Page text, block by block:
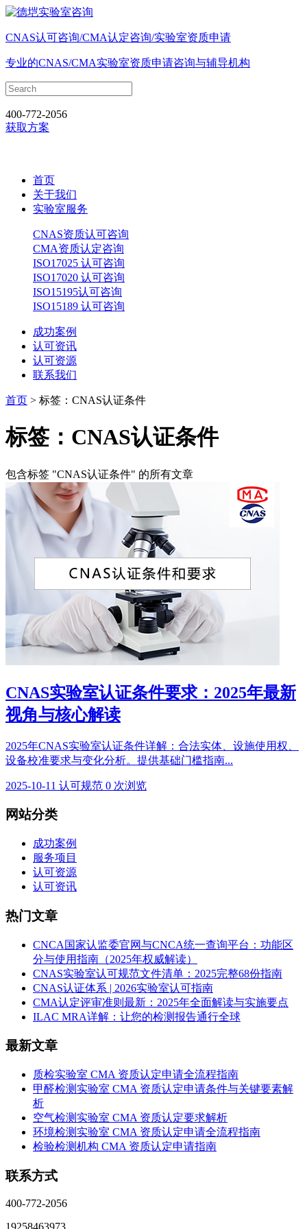
CNAS认可咨询/CMA认定咨询/实验室资质申请
专业的CNAS/CMA实验室资质申请咨询与辅导机构
400-772-2056
获取方案
首页
关于我们
实验室服务
CNAS资质认可咨询
CMA资质认定咨询
ISO17025 认可咨询
ISO17020 认可咨询
ISO15195认可咨询
ISO15189 认可咨询
成功案例
认可资讯
认可资源
联系我们
首页 > 标签：CNAS认证条件
标签：CNAS认证条件
包含标签 "CNAS认证条件" 的所有文章
CNAS实验室认证条件要求：2025年最新
视角与核心解读
2025年CNAS实验室认证条件详解：合法实体、设施使用权、
设备校准要求与变化分析。提供基础门槛指南...
2025-10-11 认可规范 0 次浏览
网站分类
成功案例
服务项目
认可资源
认可资讯
热门文章
CNCA国家认监委官网与CNCA统一查询平台：功能区
分与使用指南（2025年权威解读）
CNAS实验室认可规范文件清单：2025完整68份指南
CNAS认证体系 | 2026实验室认可指南
CMA认定评审准则最新：2025年全面解读与实施要点
ILAC MRA详解：让您的检测报告通行全球
最新文章
质检实验室 CMA 资质认定申请全流程指南
甲醛检测实验室 CMA 资质认定申请条件与关键要素解
析
空气检测实验室 CMA 资质认定要求解析
环境检测实验室 CMA 资质认定申请全流程指南
检验检测机构 CMA 资质认定申请指南
联系方式
400-772-2056